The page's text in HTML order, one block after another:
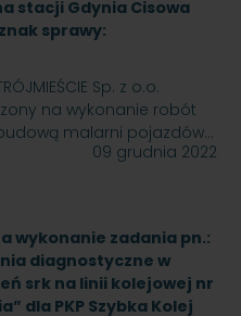
stacji Gdynia Cisowa
sprawy:
Sp. z o.o.
na wykonanie robót
malarni pojazdów…
09 grudnia 2022
wykonanie zadania pn.:
diagnostyczne w
srk na linii kolejowej nr
dla PKP Szybka Kolej